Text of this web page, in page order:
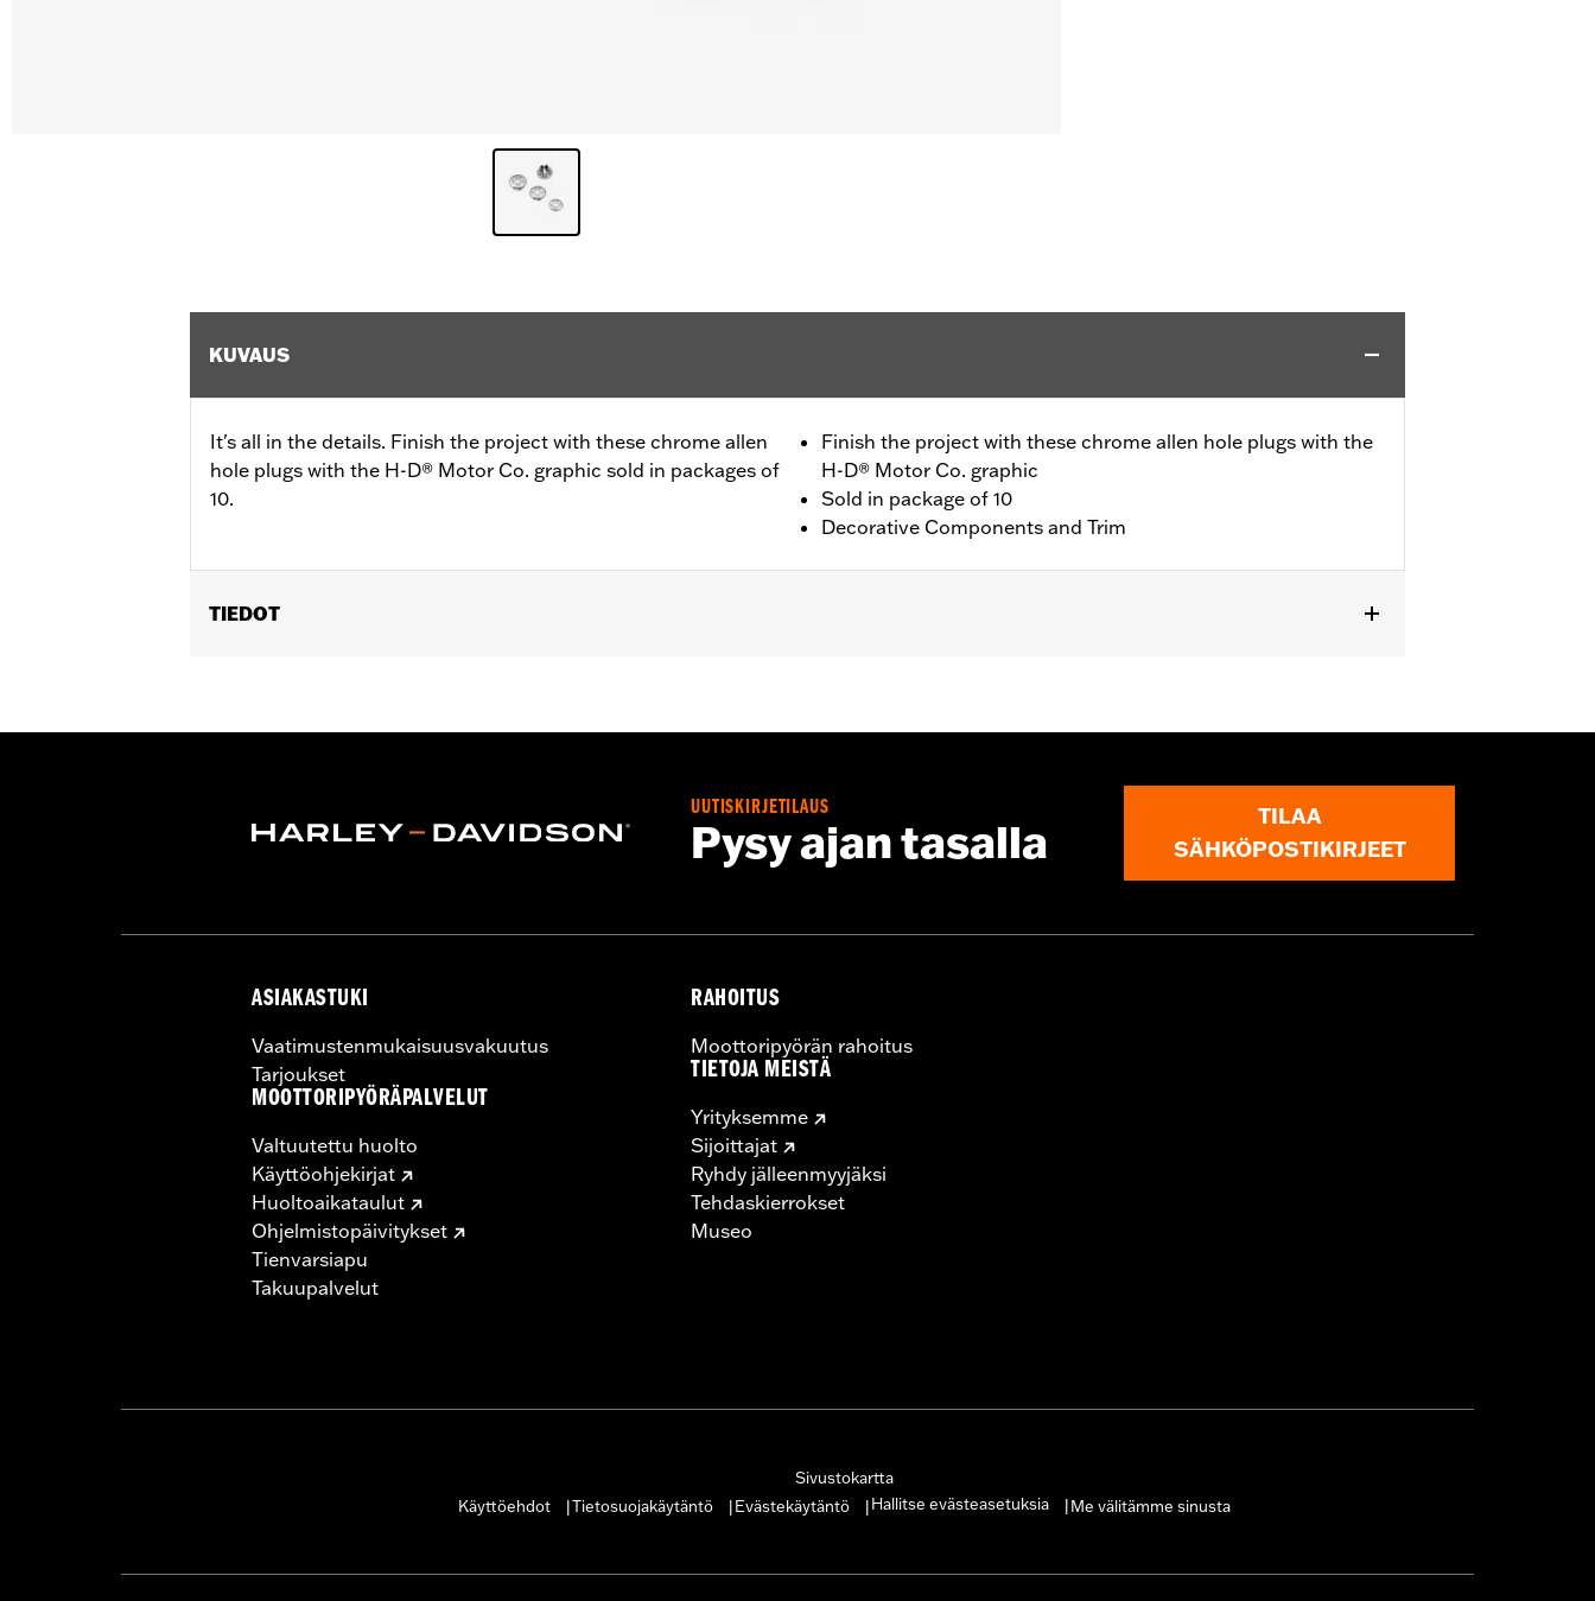
KUVAUS
It's all in the details. Finish the project with these chrome allen
hole plugs with the H-D® Motor Co. graphic sold in packages of
10.
Finish the project with these chrome allen hole plugs with the
H-D® Motor Co. graphic
Sold in package of 10
Decorative Components and Trim
TIEDOT
Diameter:0.312
WARRANTY:1 year limited warranty – Go towww.h-d.com/warranty for full details
UUTISKIRJETILAUS
Pysy ajan tasalla
TILAA
SÄHKÖPOSTIKIRJEET
ASIAKASTUKI
Vaatimustenmukaisuusvakuutus
Tarjoukset
MOOTTORIPYÖRÄPALVELUT
Valtuutettu huolto
Käyttöohjekirjat
Huoltoaikataulut
Ohjelmistopäivitykset
Tienvarsiapu
Takuupalvelut
RAHOITUS
Moottoripyörän rahoitus
TIETOJA MEISTÄ
Yrityksemme
Sijoittajat
Ryhdy jälleenmyyjäksi
Tehdaskierrokset
Museo
Sivustokartta
Käyttöehdot
Tietosuojakäytäntö Evästekäytäntö Hallitse evästeasetuksia Me välitämme sinusta